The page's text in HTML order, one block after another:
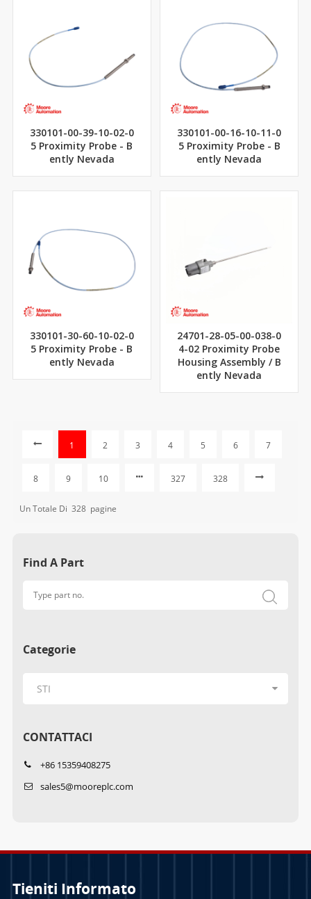
330101-00-39-10-02-0
5 Proximity Probe - B
ently Nevada
330101-00-16-10-11-0
5 Proximity Probe - B
ently Nevada
330101-30-60-10-02-0
5 Proximity Probe - B
ently Nevada
24701-28-05-00-038-0
4-02 Proximity Probe
Housing Assembly / B
ently Nevada
1 2 3 4 5 6 7
8 9 10 327 328
Un Totale Di 328 Pagine
Find A Part
Categorie
CONTATTACI
+86 15359408275
sales5@mooreplc.com
Tieniti Informato